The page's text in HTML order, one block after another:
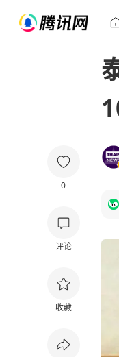
0
评论
收藏